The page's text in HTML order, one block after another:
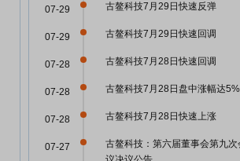
古鳌科技7月29日快速反弹
07-29
古鳌科技7月29日快速回调
07-29
古鳌科技7月28日快速回调
07-28
古鳌科技7月28日盘中涨幅达5%
07-28
古鳌科技7月28日快速上涨
07-28
古鳌科技：第六届董事会第九次
07-27